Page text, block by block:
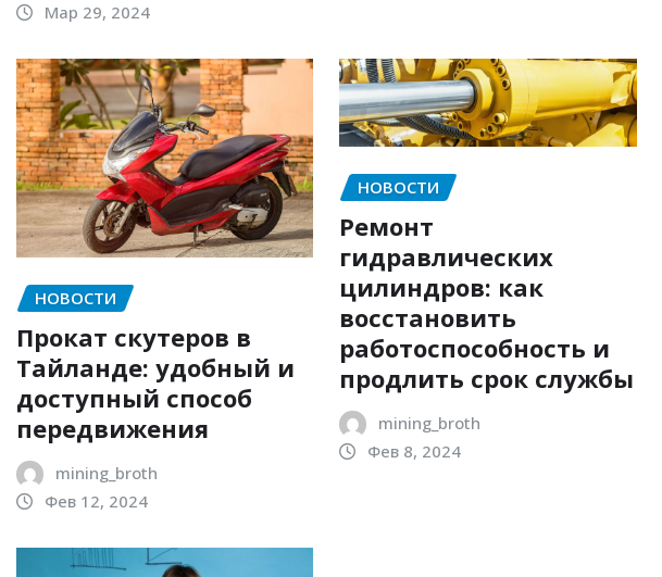
Мар 29, 2024
НОВОСТИ
Прокат скутеров в
Тайланде: удобный и
доступный способ
передвижения
mining_broth
Фев 12, 2024
НОВОСТИ
Ремонт
гидравлических
цилиндров: как
восстановить
работоспособность и
продлить срок службы
mining_broth
Фев 8, 2024